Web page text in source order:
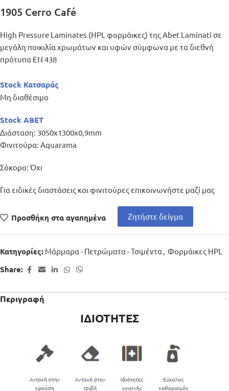
1905 Cerro Café
High Pressure Laminates (HPL φορμάικες) της Abet Laminati σε
μεγάλη ποικιλία χρωμάτων και υφών σύμφωνα με τα διεθνή
πρότυπα ΕΝ 438
Stock Κατσαράς
Μη διαθέσιμο
Stock ABET
Διάσταση: 3050x1300x0,9mm
Φινιτούρα: Aquarama
Σόκορο: Όχι
Για ειδικές διαστάσεις και φινιτούρες επικοινωνήστε μαζί μας
Προσθήκη στα αγαπημένα Ζητήστε δείγμα
Κατηγορίες: Μάρμαρα - Πετρώματα - Τσιμέντα , Φορμάικες HPL
Share:
Περιγραφή
ΙΔΙΟΤΗΤΕΣ